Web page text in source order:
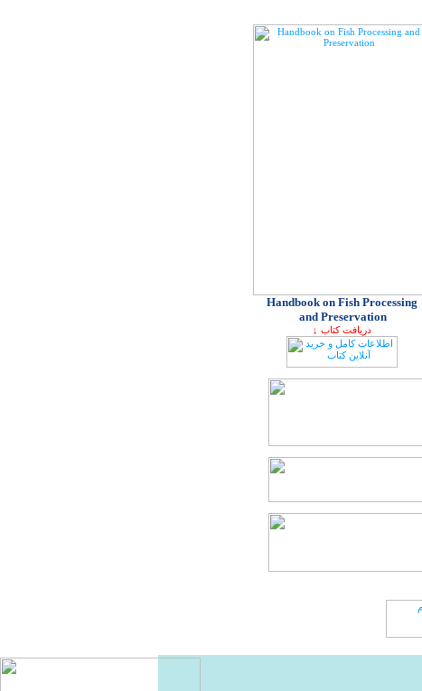
Handbook on Fish Processing
and Preservation
↓ دریافت کتاب